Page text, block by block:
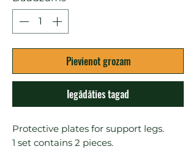
Pievienot grozam
Iegādāties tagad
Protective plates for support legs.
1 set contains 2 pieces.